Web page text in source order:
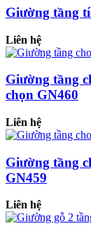
Giường tầng
Liên hệ
Giường tầng
chọn GN460
Liên hệ
Giường tầng
GN459
Liên hệ